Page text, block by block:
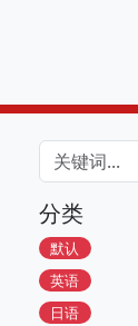
分类
默认
英语
日语